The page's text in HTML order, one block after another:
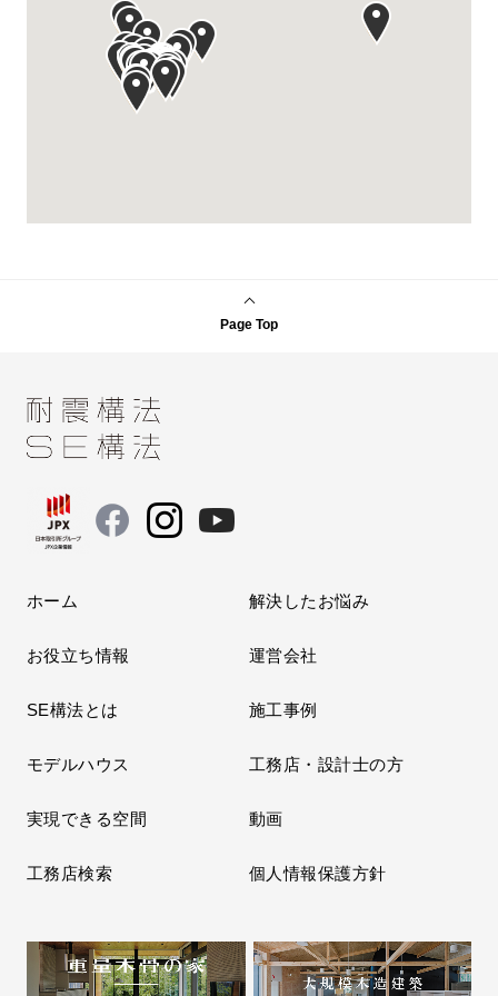
Page Top
ホーム 解決したお悩み
お役立ち情報 運営会社
SE構法とは 施工事例
モデルハウス 工務店・設計士の方
実現できる空間 動画
工務店検索 個人情報保護方針